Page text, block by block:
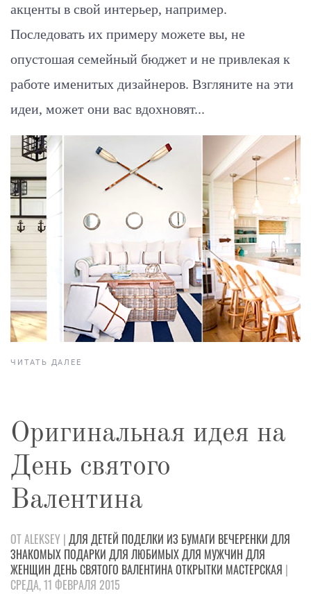
акценты в свой интерьер, например.
Последовать их примеру можете вы, не
опустошая семейный бюджет и не привлекая к
работе именитых дизайнеров. Взгляните на эти
идеи, может они вас вдохновят...
ЧИТАТЬ ДАЛЕЕ
Оригинальная идея на
День святого
Валентина
ОТ ALEKSEY | ДЛЯ ДЕТЕЙ ПОДЕЛКИ ИЗ БУМАГИ ВЕЧЕРЕНКИ ДЛЯ
ЗНАКОМЫХ ПОДАРКИ ДЛЯ ЛЮБИМЫХДЛЯ МУЖЧИН ДЛЯ
ЖЕНЩИН ДЕНЬ СВЯТОГО ВАЛЕНТИНАОТКРЫТКИ МАСТЕРСКАЯ |
СРЕДА, 11 ФЕВРАЛЯ 2015